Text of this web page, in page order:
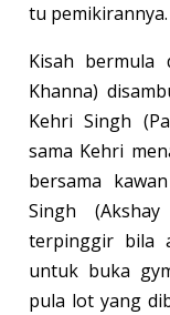
tu pemikirannya.
Kisah bermula
Khanna)
Kehri Singh
sama Kehri
bersama
Singh
terpinggir bila
untuk buka
pula lot yang